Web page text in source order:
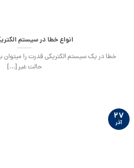
انواع خطا در سیستم
خطا در یک سیستم الکتریکی قدرت را
حالت غیر [...]
۲۷
آذر